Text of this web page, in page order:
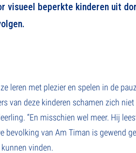
visueel beperkte kinderen uit
leren met plezier en spelen in de
van deze kinderen schamen zich niet
“En misschien wel meer. Hij
bevolking van Am Timan is gewend
vinden.